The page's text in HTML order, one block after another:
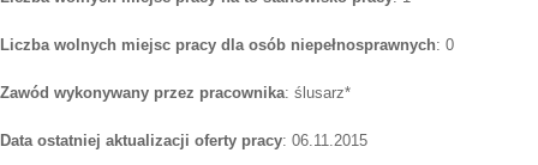
Liczba wolnych miejsc pracy dla osób niepełnosprawnych: 0
Zawód wykonywany przez pracownika: ślusarz*
Data ostatniej aktualizacji oferty pracy: 06.11.2015